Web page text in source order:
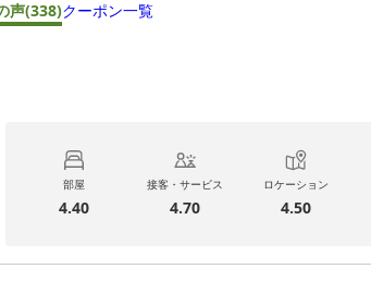
声(338)クーポン一覧
部屋
4.40
接客・サービス
4.70
ロケーション
4.50